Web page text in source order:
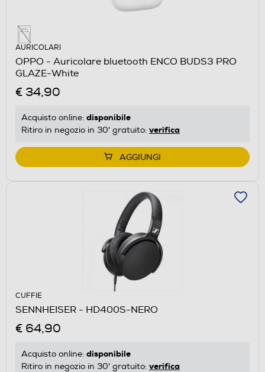
AURICOLARI
OPPO - Auricolare bluetooth ENCO BUDS3 PRO
GLAZE-White
€ 34,90
Acquisto online: disponibile
Ritiro in negozio in 30' gratuito: verifica
AGGIUNGI
CUFFIE
SENNHEISER - HD400S-NERO
€ 64,90
Acquisto online: disponibile
Ritiro in negozio in 30' gratuito: verifica